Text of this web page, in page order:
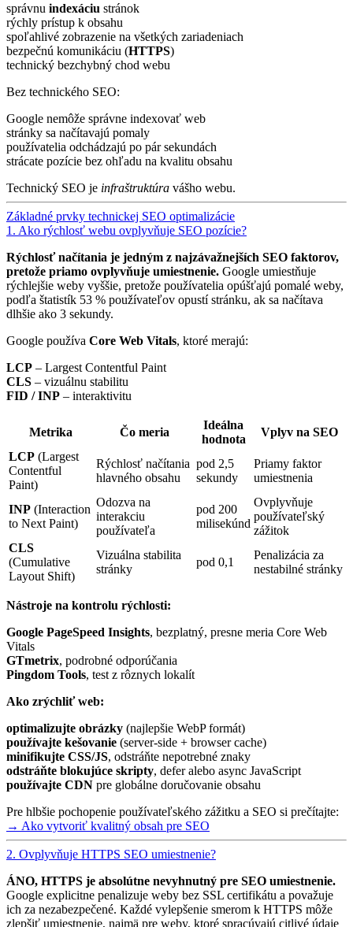
správnu indexáciu stránok
rýchly prístup k obsahu
spoľahlivé zobrazenie na všetkých zariadeniach
bezpečnú komunikáciu (HTTPS)
technický bezchybný chod webu
Bez technického SEO:
Google nemôže správne indexovať web
stránky sa načítavajú pomaly
používatelia odchádzajú po pár sekundách
strácate pozície bez ohľadu na kvalitu obsahu
Technický SEO je infraštruktúra vášho webu.
Základné prvky technickej SEO optimalizácie
1. Ako rýchlosť webu ovplyvňuje SEO pozície?
Rýchlosť načítania je jedným z najzávažnejších SEO faktorov,
pretože priamo ovplyvňuje umiestnenie. Google umiestňuje
rýchlejšie weby vyššie, pretože používatelia opúšťajú pomalé weby,
podľa štatistík 53 % používateľov opustí stránku, ak sa načítava
dlhšie ako 3 sekundy.
Google používa Core Web Vitals, ktoré merajú:
LCP – Largest Contentful Paint
CLS – vizuálnu stabilitu
FID / INP – interaktivitu
Metrika Čo meria
Ideálna
hodnota
Vplyv na SEO
LCP (Largest
Contentful
Paint)
Rýchlosť načítania
hlavného obsahu
pod 2,5
sekundy
Priamy faktor
umiestnenia
INP (Interaction
to Next Paint)
Odozva na
interakciu
používateľa
pod 200
milisekúnd
Ovplyvňuje
používateľský
zážitok
CLS
(Cumulative
Layout Shift)
Vizuálna stabilita
stránky
pod 0,1
Penalizácia za
nestabilné stránky
Nástroje na kontrolu rýchlosti:
Google PageSpeed Insights, bezplatný, presne meria Core Web
Vitals
GTmetrix, podrobné odporúčania
Pingdom Tools, test z rôznych lokalít
Ako zrýchliť web:
optimalizujte obrázky (najlepšie WebP formát)
používajte kešovanie (server-side + browser cache)
minifikujte CSS/JS, odstráňte nepotrebné znaky
odstráňte blokujúce skripty, defer alebo async JavaScript
používajte CDN pre globálne doručovanie obsahu
Pre hlbšie pochopenie používateľského zážitku a SEO si prečítajte:
→ Ako vytvoriť kvalitný obsah pre SEO
2. Ovplyvňuje HTTPS SEO umiestnenie?
ÁNO, HTTPS je absolútne nevyhnutný pre SEO umiestnenie.
Google explicitne penalizuje weby bez SSL certifikátu a považuje
ich za nezabezpečené. Každé vylepšenie smerom k HTTPS môže
zlepšiť umiestnenie, najmä pre weby, ktoré spracúvajú citlivé údaje